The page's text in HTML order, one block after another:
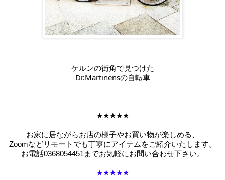
ケルンの街角で見つけた
Dr.Martinensの自転車
★★★★★
お家に居ながらお店の様子やお買い物が楽しめる、
Zoomなどリモートでも丁寧にアイテムをご紹介いたします。
お電話0368054451までお気軽にお問い合わせ下さい。
★★★★★